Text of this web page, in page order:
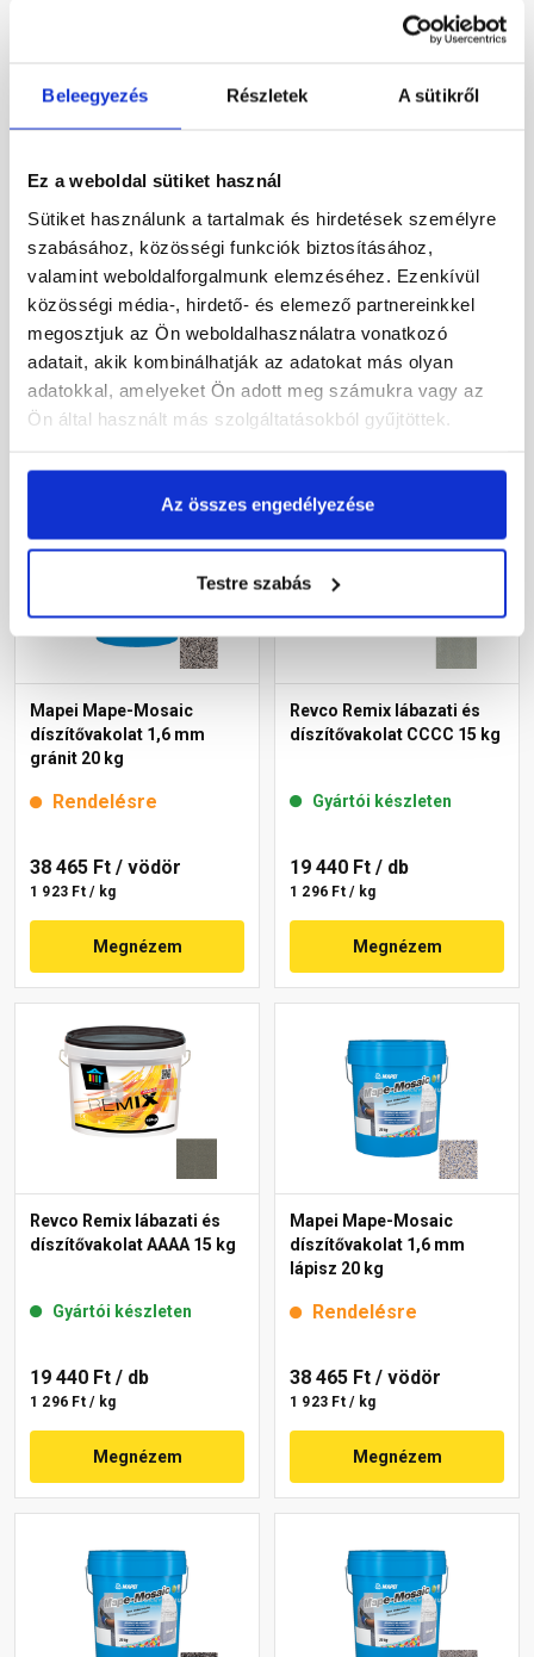
Beleegyezés Részletek A sütikről
Ez a weboldal sütiket használ
Sütiket használunk a tartalmak és hirdetések személyre
szabásához, közösségi funkciók biztosításához,
valamint weboldalforgalmunk elemzéséhez. Ezenkívül
közösségi média-, hirdető- és elemező partnereinkkel
megosztjuk az Ön weboldalhasználatra vonatkozó
adatait, akik kombinálhatják az adatokat más olyan
adatokkal, amelyeket Ön adott meg számukra vagy az
Ön által használt más szolgáltatásokból gyűjtöttek.
Az összes engedélyezése
Testre szabás
Thermomaster lábazati és
díszítő vakolat M201 15 kg
21 430 Ft/ db
1 429 Ft / kg
díszítővakolat 1,2 mm
grafit 20 kg
38 465 Ft/ vödör
1 923 Ft / kg
Mapei Mape-Mosaic
díszítővakolat 1,6 mm
gránit 20 kg
Rendelésre
38 465 Ft / vödör
1 923 Ft / kg
Megnézem
Revco Remix lábazati és
díszítővakolat CCCC 15 kg
Gyártói készleten
19 440 Ft / db
1 296 Ft / kg
Megnézem
Revco Remix lábazati és
díszítővakolat AAAA 15 kg
Gyártói készleten
19 440 Ft / db
1 296 Ft / kg
Megnézem
Mapei Mape-Mosaic
díszítővakolat 1,6 mm
lápisz 20 kg
Rendelésre
38 465 Ft / vödör
1 923 Ft / kg
Megnézem